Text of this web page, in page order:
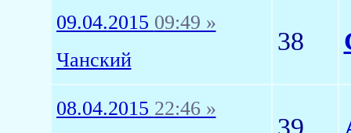
09.04.2015 09:49 »
Чанский
38
08.04.2015 22:46 »
39